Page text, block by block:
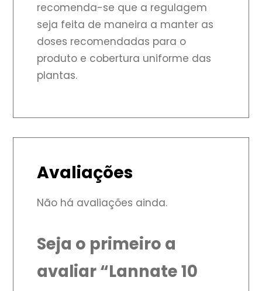
recomenda-se que a regulagem
seja feita de maneira a manter as
doses recomendadas para o
produto e cobertura uniforme das
plantas.
Avaliações
Não há avaliações ainda.
Seja o primeiro a
avaliar “Lannate 10